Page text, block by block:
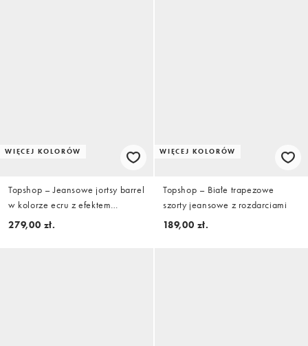
WIĘCEJ KOLORÓW
Topshop – Jeansowe jortsy barrel
w kolorze ecru z efektem
znoszenia
279,00 zł.
WIĘCEJ KOLORÓW
Topshop – Białe trapezowe
szorty jeansowe z rozdarciami
189,00 zł.